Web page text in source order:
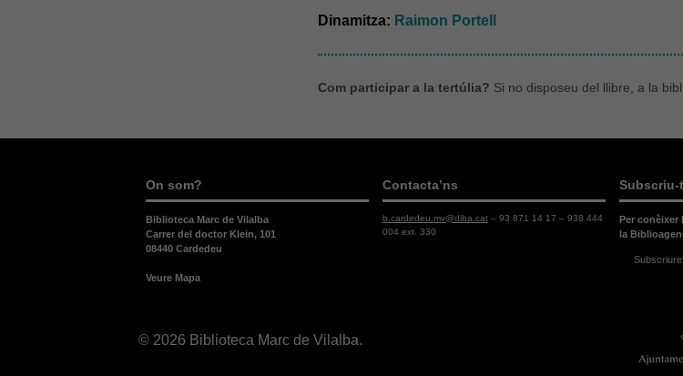
Dinamitza: Raimon Portell
Com participar a la tertúlia? Si no disposeu del llibre, a la
On som?
Biblioteca Marc de Vilalba
Carrer del doctor Klein, 101
08440 Cardedeu
Veure Mapa
Contacta’ns
b.cardedeu.mv@diba.cat– 93 871 14 17 – 938 444
004 ext. 330
Subscriu-
Per
la
© 2026 Biblioteca Marc de Vilalba.